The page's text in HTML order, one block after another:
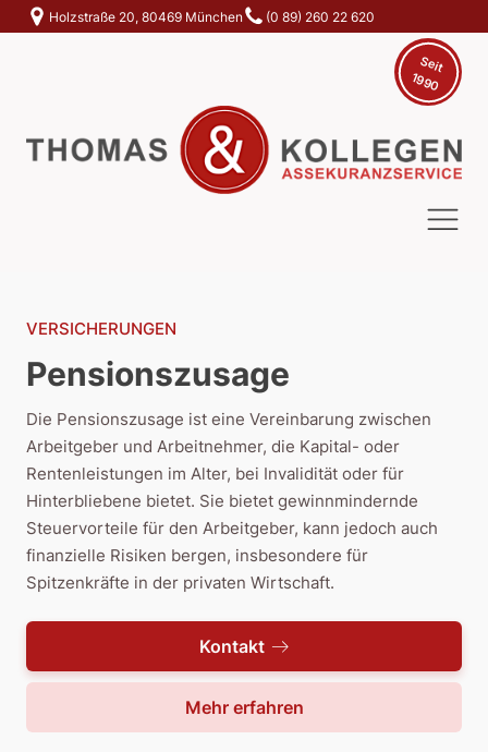
Holzstraße 20, 80469 München (0 89) 260 22 620
S
e
it
19
9
0
VERSICHERUNGEN
Pensionszusage
Die Pensionszusage ist eine Vereinbarung zwischen
Arbeitgeber und Arbeitnehmer, die Kapital- oder
Rentenleistungen im Alter, bei Invalidität oder für
Hinterbliebene bietet. Sie bietet gewinnmindernde
Steuervorteile für den Arbeitgeber, kann jedoch auch
finanzielle Risiken bergen, insbesondere für
Spitzenkräfte in der privaten Wirtschaft.
Kontakt
Mehr erfahren